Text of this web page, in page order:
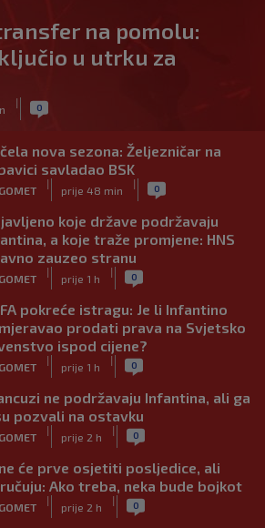
na pomolu:
u utrku za
| 0
nova sezona: Željezničar na
savladao BSK
|
prije 48 min
| 0
koje države podržavaju
a koje traže promjene: HNS
zauzeo stranu
|
prije 1 h
| 0
pokreće istragu: Je li Infantino
prodati prava na Svjetsko
ispod cijene?
|
prije 1 h
| 0
ne podržavaju Infantina, ali ga
pozvali na ostavku
|
prije 2 h
| 0
će prve osjetiti posljedice, ali
Ako treba, neka bude bojkot
|
prije 2 h
| 0